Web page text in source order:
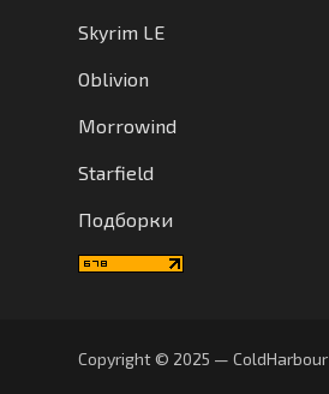
Skyrim LE
Oblivion
Morrowind
Starfield
Подборки
Copyright © 2025 — ColdHarbour